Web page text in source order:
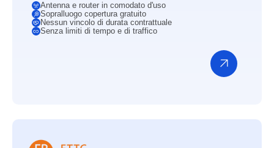
Antenna e router in comodato d'uso
Sopralluogo copertura gratuito
Nessun vincolo di durata contrattuale
Senza limiti di tempo e di traffico
di